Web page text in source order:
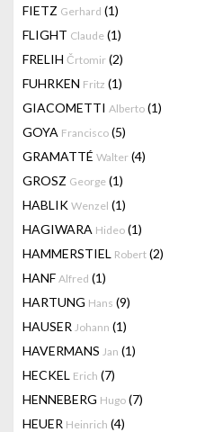
FIETZ Gerhard (1)
FLIGHT Claude (1)
FRELIH Črtomir (2)
FUHRKEN Fritz (1)
GIACOMETTI Alberto (1)
GOYA Francisco (5)
GRAMATTÉ Walter (4)
GROSZ George (1)
HABLIK Wenzel (1)
HAGIWARA Hideo (1)
HAMMERSTIEL Robert (2)
HANF Alfred (1)
HARTUNG Hans (9)
HAUSER Johann (1)
HAVERMANS Jan (1)
HECKEL Erich (7)
HENNEBERG Hugo (7)
HEUER Heinrich (4)